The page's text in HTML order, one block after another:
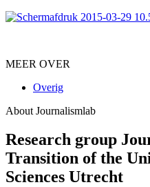
MEER OVER
Overig
About Journalismlab
Research group
Transition of the
Sciences Utrecht